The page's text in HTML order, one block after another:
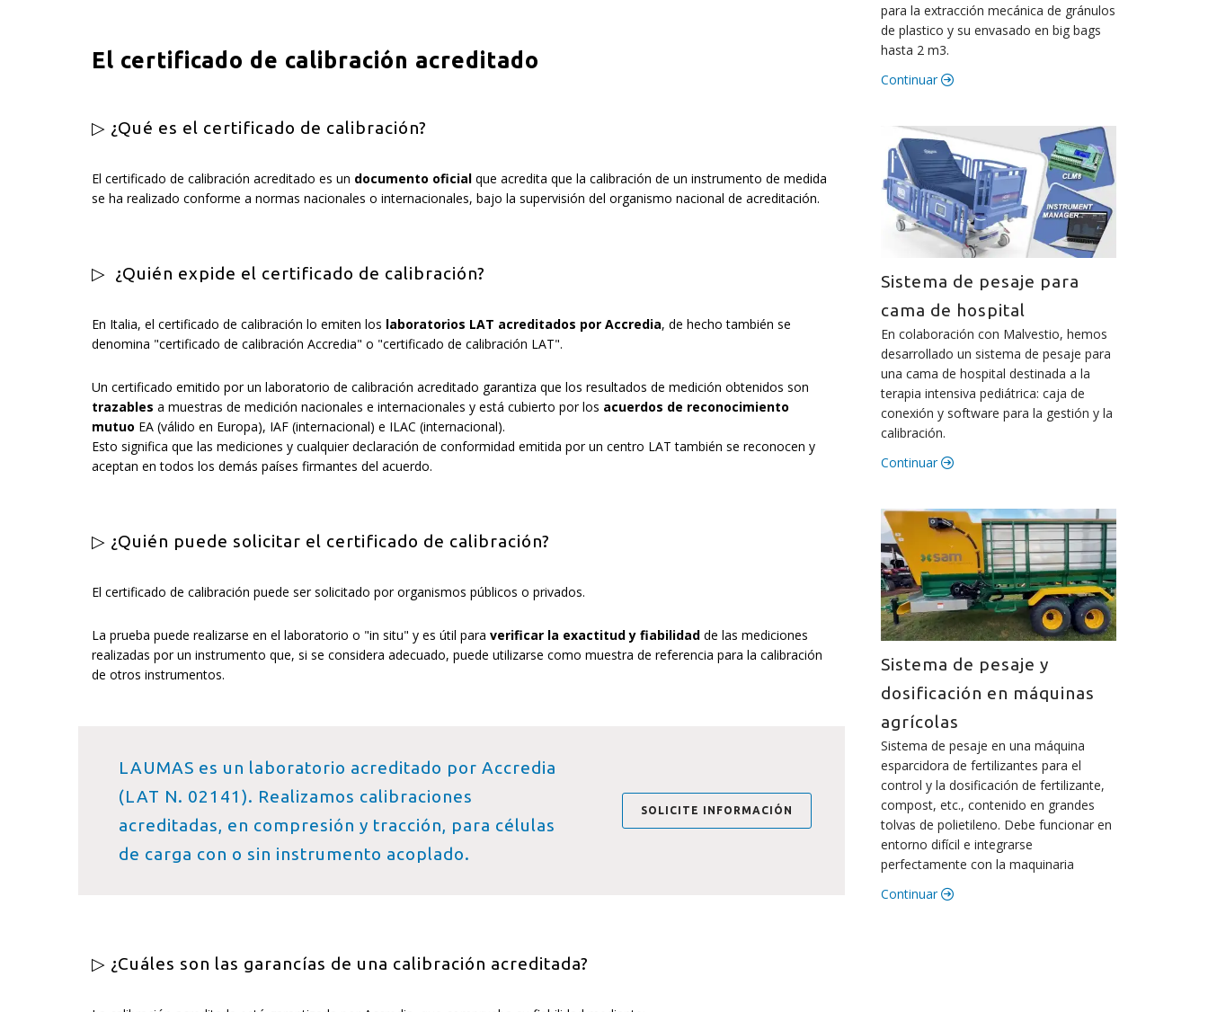
El certificado de calibración acreditado
▷ ¿Qué es el certificado de calibración?
El certificado de calibración acreditado es un documento oficial que acredita que la calibración de un instrumento de medida
se ha realizado conforme a normas nacionales o internacionales, bajo la supervisión del organismo nacional de acreditación.
▷ ¿Quién expide el certificado de calibración?
En Italia, el certificado de calibración lo emiten los laboratorios LAT acreditados por Accredia, de hecho también se
denomina "certificado de calibración Accredia" o "certificado de calibración LAT".
Un certificado emitido por un laboratorio de calibración acreditado garantiza que los resultados de medición obtenidos son
trazables a muestras de medición nacionales e internacionales y está cubierto por los acuerdos de reconocimiento
mutuo EA (válido en Europa), IAF (internacional) e ILAC (internacional).
Esto significa que las mediciones y cualquier declaración de conformidad emitida por un centro LAT también se reconocen y
aceptan en todos los demás países firmantes del acuerdo.
▷ ¿Quién puede solicitar el certificado de calibración?
El certificado de calibración puede ser solicitado por organismos públicos o privados.
La prueba puede realizarse en el laboratorio o "in situ" y es útil para verificar la exactitud y fiabilidad de las mediciones
realizadas por un instrumento que, si se considera adecuado, puede utilizarse como muestra de referencia para la calibración
de otros instrumentos.
LAUMAS es un laboratorio acreditado por Accredia
(LAT N. 02141). Realizamos calibraciones
acreditadas, en compresión y tracción, para células
de carga con o sin instrumento acoplado.
SOLICITE INFORMACIÓN
▷ ¿Cuáles son las garancías de una calibración acreditada?
para la extracción mecánica de gránulos
de plastico y su envasado en big bags
hasta 2 m3.
Continuar
Sistema de pesaje para
cama de hospital
En colaboración con Malvestio, hemos
desarrollado un sistema de pesaje para
una cama de hospital destinada a la
terapia intensiva pediátrica: caja de
conexión y software para la gestión y la
calibración.
Continuar
Sistema de pesaje y
dosificación en máquinas
agrícolas
Sistema de pesaje en una máquina
esparcidora de fertilizantes para el
control y la dosificación de fertilizante,
compost, etc., contenido en grandes
tolvas de polietileno. Debe funcionar en
entorno difícil e integrarse
perfectamente con la maquinaria
Continuar